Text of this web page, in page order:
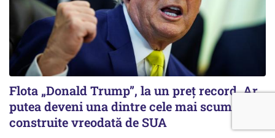
Flota „Donald Trump”, la un preț record. Ar
putea deveni una dintre cele mai scumpe
construite vreodată de SUA